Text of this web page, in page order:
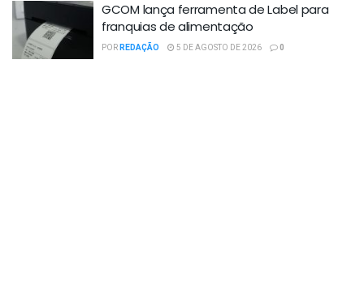
GCOM lança ferramenta de Label para
franquias de alimentação
PORREDAÇÃO 5 DE AGOSTO DE 2026 0